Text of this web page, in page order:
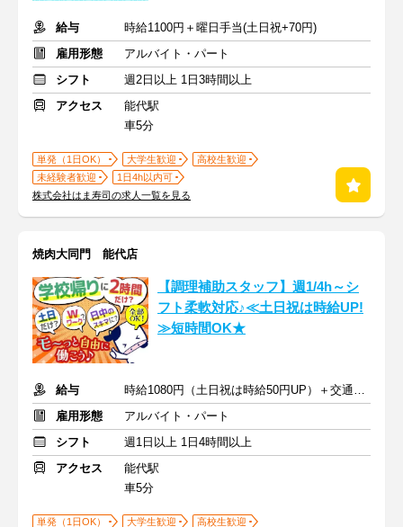
給与
時給1100円＋曜日手当(土日祝+70円)
雇用形態
アルバイト・パート
シフト
週2日以上 1日3時間以上
アクセス
能代駅
車5分
単発（1日OK） 大学生歓迎
高校生歓迎
未経験者歓迎
1日4h以内可
株式会社はま寿司の求人一覧を見る
焼肉大同門 能代店
【調理補助スタッフ】週1/4h～シ
フト柔軟対応♪≪土日祝は時給UP!
≫短時間OK★
給与
時給1080円（土日祝は時給50円UP）＋交通費規定支給
雇用形態
アルバイト・パート
シフト
週1日以上 1日4時間以上
アクセス
能代駅
車5分
単発（1日OK） 大学生歓迎 高校生歓迎